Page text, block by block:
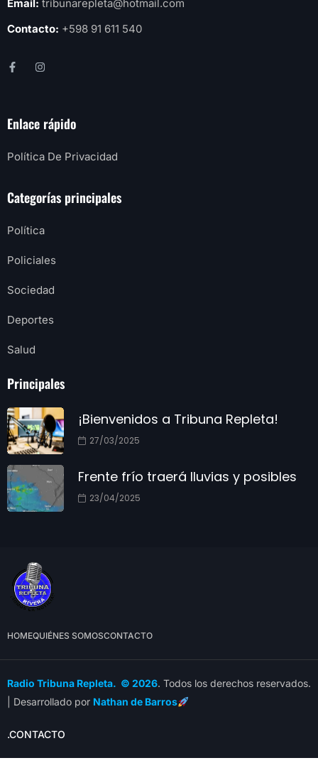
Email: tribunarepleta@hotmail.com
Contacto: +598 91 611 540
Enlace rápido
Política De Privacidad
Categorías principales
Política
Policiales
Sociedad
Deportes
Salud
Principales
¡Bienvenidos a Tribuna Repleta!
27/03/2025
Frente frío traerá lluvias y posibles
23/04/2025
HOMEQUIÉNES SOMOSCONTACTO
Radio Tribuna Repleta. © 2026. Todos los derechos reservados.
| Desarrollado por Nathan de Barros
.CONTACTO